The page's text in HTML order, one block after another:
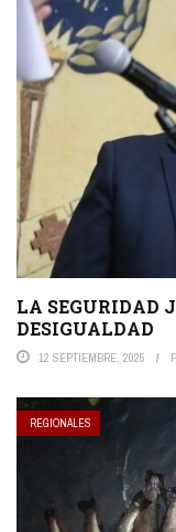
LA SEGURIDAD
DESIGUALDAD
12 SEPTIEMBRE, 2025
REGIONALES